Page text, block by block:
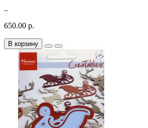
..
650.00 р.
В корзину